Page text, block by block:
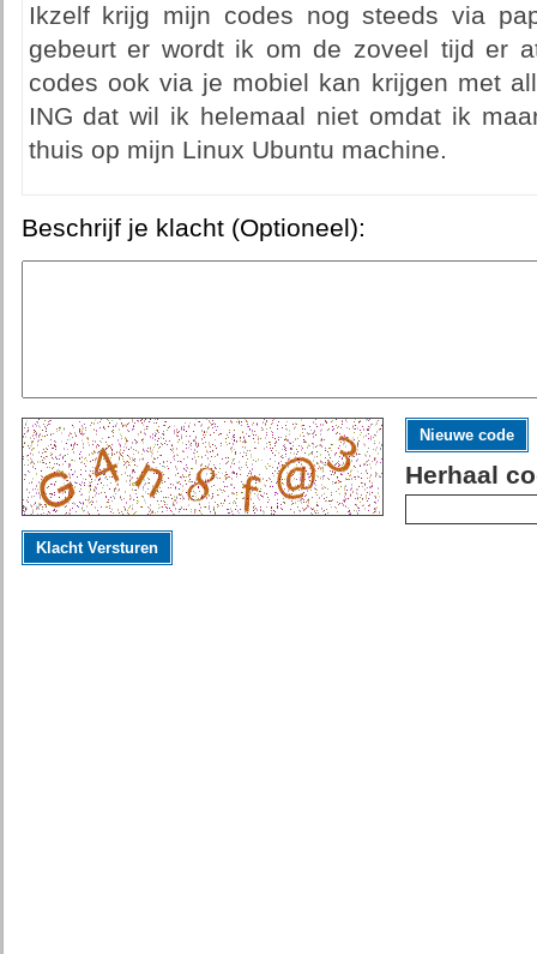
Ikzelf krijg mijn codes nog steeds via
gebeurt er wordt ik om de zoveel tijd er
codes ook via je mobiel kan krijgen met
ING dat wil ik helemaal niet omdat ik
thuis op mijn Linux Ubuntu machine.
Beschrijf je klacht (Optioneel):
Nieuwe code
Herhaal
Klacht Versturen